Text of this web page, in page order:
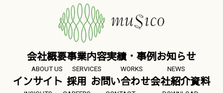
会社概要
ABOUT US
事業内容
SERVICES
実績・事例
WORKS
お知らせ
NEWS
インサイト 採用 お問い合わせ会社紹介資料